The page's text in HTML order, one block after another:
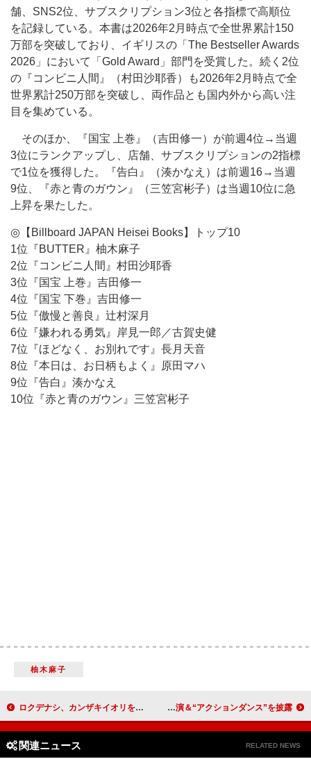
舗、SNS2位、サブスクリプション3位と各指標で高順位
を記録している。本書は2026年2月時点で全世界累計150
万部を突破しており、イギリスの「The Bestseller Awards
2026」において「Gold Award」部門を受賞した。続く2位
の『コンビニ人間』（村田沙耶香）も2026年2月時点で全
世界累計250万部を突破し、両作品とも国内外から高い注
目を集めている。
そのほか、『国宝 上巻』（吉田修一）が前週4位→当週
3位にランクアップし、店舗、サブスクリプションの2指標
で1位を獲得した。『告白』（湊かなえ）は前週16→当週
9位、『赤と青のガウン』（三笠宮彬子）は当週10位に急
上昇を果たした。
◎【Billboard JAPAN Heisei Books】トップ10
1位『BUTTER』柚木麻子
2位『コンビニ人間』村田沙耶香
3位『国宝 上巻』吉田修一
4位『国宝 下巻』吉田修一
5位『傲慢と善良』辻村深月
6位『嫌われる勇気』岸見一郎／古賀史健
7位『ほどなく、お別れです』長月天音
8位『本日は、お日柄もよく』原田マハ
9位『告白』湊かなえ
10位『赤と青のガウン』三笠宮彬子
柚木麻子
ロクデナシ、カンザキイオリをコンポーザーに迎えた最新曲「生活の」配信リリース＆MV公開 AKASAKI、新曲「アクション」MVは平松想乃が主演＆“アクションダンス”を披露
関連ニュース RELATED NEWS